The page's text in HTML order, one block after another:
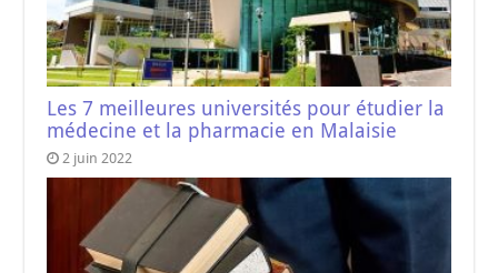
Les 7 meilleures universités pour étudier la
médecine et la pharmacie en Malaisie
2 juin 2022